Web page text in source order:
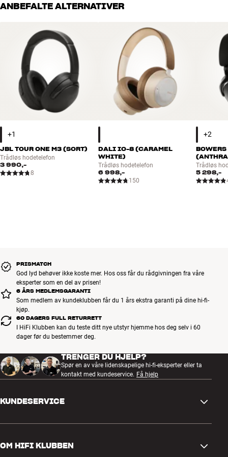
ANBEFALTE ALTERNATIVER
JBL TOUR ONE M3 (SORT)
Trådløs hodetelefon
3 990,-
8
DALI IO-8 (CARAMEL
WHITE)
Trådløs hodetelefon
6 998,-
150
Trådløs
5 298,-
PRISMATCH
God lyd behøver ikke koste mer. Hos oss får du rådgivningen fra våre
eksperter som en del av prisen!
6 ÅRS MEDLEMSGARANTI
Som medlem av kundeklubben får du 1 års ekstra garanti på dine hi-fi-
kjøp.
60 DAGERS FULL RETURRETT
I HiFi Klubben kan du teste ditt nye utstyr hjemme hos deg selv i 60
dager før du bestemmer deg.
TRENGER DU HJELP?
Spør en av våre lidenskapelige hi-fi-eksperter eller ta
kontakt med kundeservice. Få hjelp
KUNDESERVICE
Spørsmål og svar
OM HIFI KLUBBEN